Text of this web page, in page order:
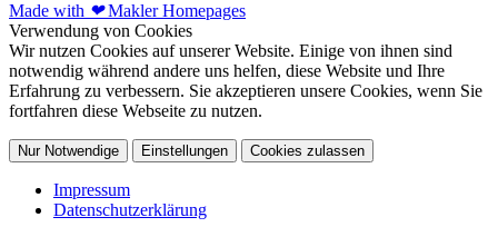
Made with ❤Makler Homepages
Verwendung von Cookies
Wir nutzen Cookies auf unserer Website. Einige von ihnen sind
notwendig während andere uns helfen, diese Website und Ihre
Erfahrung zu verbessern. Sie akzeptieren unsere Cookies, wenn Sie
fortfahren diese Webseite zu nutzen.
Nur Notwendige Einstellungen Cookies zulassen
Impressum
Datenschutzerklärung